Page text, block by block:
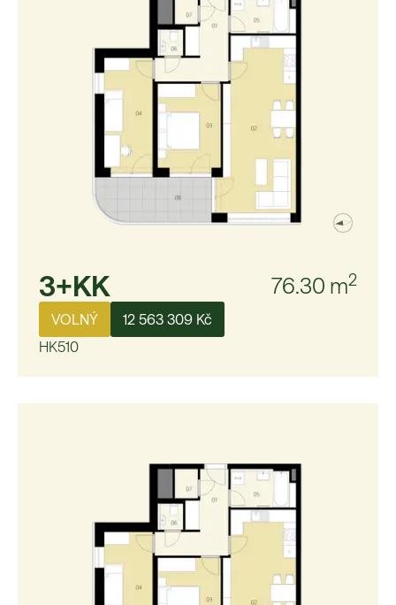
3+KK 76.30 m2
VOLNÝ
12 563 309 Kč
HK510